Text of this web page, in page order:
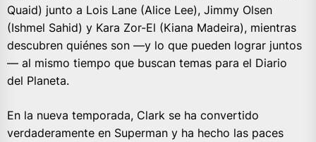
Quaid) junto a Lois Lane (Alice Lee), Jimmy Olsen
(Ishmel Sahid) y Kara Zor-El (Kiana Madeira), mientras
descubren quiénes son —y lo que pueden lograr juntos
— al mismo tiempo que buscan temas para el Diario
del Planeta.
En la nueva temporada, Clark se ha convertido
verdaderamente en Superman y ha hecho las paces